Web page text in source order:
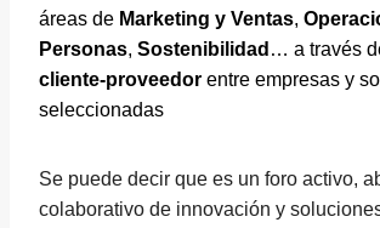
áreas de Marketing y Ventas,
Personas, Sostenibilidad … a través
cliente-proveedor entre empresas y
seleccionadas
Se puede decir que es un foro activo,
colaborativo de innovación y